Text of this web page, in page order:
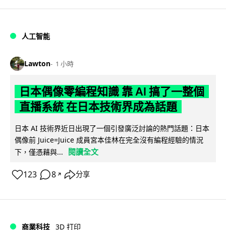
人工智能
Lawton 1 小時
日本偶像零編程知識 靠 AI 搞了一整個
直播系統 在日本技術界成為話題
日本 AI 技術界近日出現了一個引發廣泛討論的熱門話題：日本
偶像前 Juice=Juice 成員宮本佳林在完全沒有編程經驗的情況
下，僅憑藉與...
閱讀全文
123 8 ↗ 分享
商業科技 3D 打印